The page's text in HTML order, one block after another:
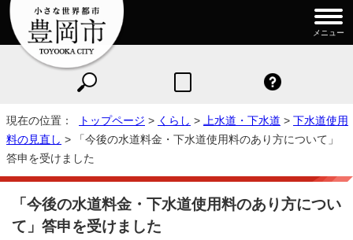
メニュー
現在の位置： トップページ > くらし > 上水道・下水道 > 下水道使用
料の見直し > 「今後の水道料金・下水道使用料のあり方について」
答申を受けました
「今後の水道料金・下水道使用料のあり方につい
て」答申を受けました